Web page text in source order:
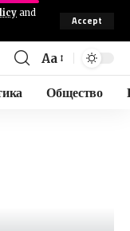
and
Accept
Aa
Общество